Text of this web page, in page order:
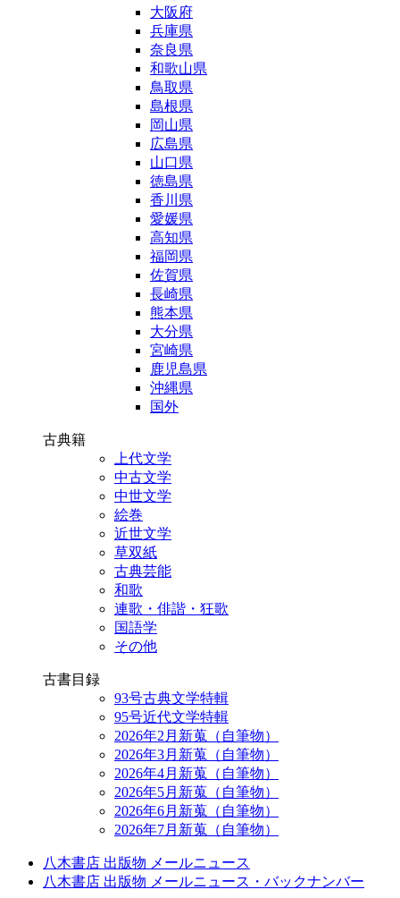
大阪府
兵庫県
奈良県
和歌山県
鳥取県
島根県
岡山県
広島県
山口県
徳島県
香川県
愛媛県
高知県
福岡県
佐賀県
長崎県
熊本県
大分県
宮崎県
鹿児島県
沖縄県
国外
古典籍
上代文学
中古文学
中世文学
絵巻
近世文学
草双紙
古典芸能
和歌
連歌・俳諧・狂歌
国語学
その他
古書目録
93号古典文学特輯
95号近代文学特輯
2026年2月新蒐（自筆物）
2026年3月新蒐（自筆物）
2026年4月新蒐（自筆物）
2026年5月新蒐（自筆物）
2026年6月新蒐（自筆物）
2026年7月新蒐（自筆物）
八木書店 出版物 メールニュース
八木書店 出版物 メールニュース・バックナンバー